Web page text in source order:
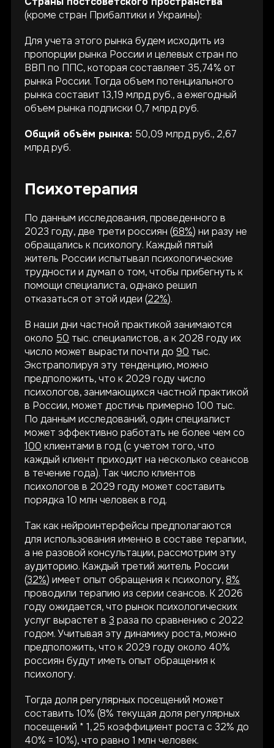
(кроме стран Прибалтики и Украины):
Для учета этого рынка будем исходить из
пропорции рынка России и целевых стран по
ВВП по ППС, которая составляет 35,74% от
рынка России. Тогда объем потенциального
рынка составит 13,19 млрд руб., а ежегодный
объем рынка подписки 0,7 млрд руб.
Общий объём рынка: 50,09 млрд руб., 2,67
млрд руб.
Психотерапия
По данным исследования, проведенного в
2023 году, две трети россиян (68%) ни разу не
обращались к психологу. Каждый пятый
житель России испытывал психологические
трудности и думал о том, чтобы прибегнуть к
помощи специалиста, однако решил
отказаться от этой идеи (22%).
В наши дни частной практикой занимаются
около 50 тыс. специалистов, а к 2028 году их
число может вырасти почти до90 тыс.
Экстраполируя эту тенденцию, можно
предположить, что к 2029 году число
психологов, занимающихся частной практикой
в России, может достичь примерно 100 тыс.
По данным исследований, один специалист
может эффективно работать не более чем со
100 клиентами в год (с учетом того, что
каждый клиент приходит на несколько сеансов
в течение года). Так число клиентов
психологов в 2029 году может составить
порядка 10 млн человек в год.
Так как нейроинтерфейсы предполагаются
для использования именно в составе терапии,
а не разовой консультации, рассмотрим эту
аудиторию. Каждый третий житель России
(32%) имеет опыт обращения к психологу,8%
проводили терапию из серии сеансов. К 2026
году ожидается, что рынок психологических
услуг вырастет в3 раза по сравнению с 2022
годом. Учитывая эту динамику роста, можно
предположить, что к 2029 году около 40%
россиян будут иметь опыт обращения к
психологу.
Тогда доля регулярных посещений может
составить 10% (8% текущая доля регулярных
посещений * 1,25 коэффициент роста с 32% до
40% = 10%), что равно 1 млн человек.